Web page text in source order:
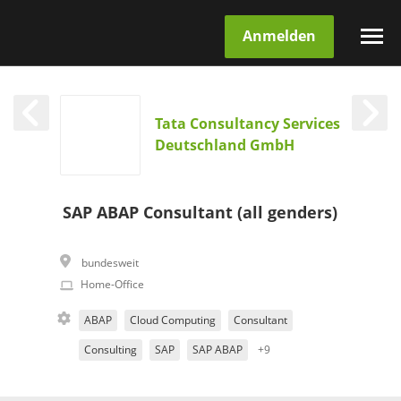
Anmelden
Tata Consultancy Services
Deutschland GmbH
SAP ABAP Consultant (all genders)
bundesweit
Home-Office
ABAP Cloud Computing Consultant
Consulting SAP SAP ABAP +9